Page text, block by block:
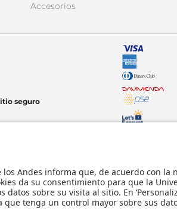
Accesorios
seguro
de 1964.
de 1949 Minjusticia.